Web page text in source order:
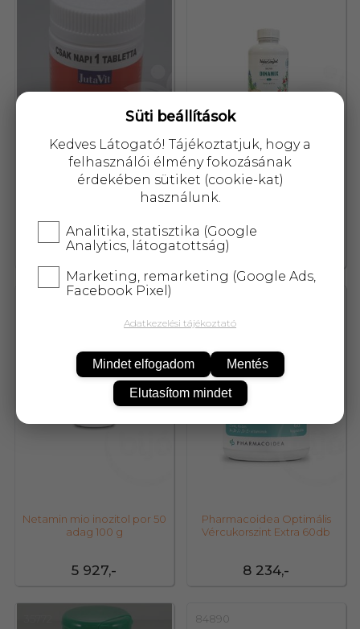
1 853,-
Jutavit króm tabletta 60 db
Naturcomfort Magyar
5 927,-
Netamin mio inozitol por 50
adag 100 g
8 234,-
Pharmacoidea Optimális
Vércukorszint Extra 60db
84890
Süti beállítások
Kedves Látogató! Tájékoztatjuk, hogy a
felhasználói élmény fokozásának
érdekében sütiket (cookie-kat)
használunk.
Analitika, statisztika (Google
Analytics, látogatottság)
Marketing, remarketing (Google Ads,
Facebook Pixel)
Adatkezelési tájékoztató
Mindet elfogadom Mentés
Elutasítom mindet